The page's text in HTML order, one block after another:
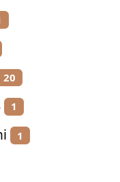
20
1
1